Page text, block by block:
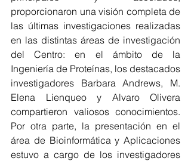
proporcionaron una visión completa de
las últimas investigaciones realizadas
en las distintas áreas de investigación
del Centro: en el ámbito de la
Ingeniería de Proteínas, los destacados
investigadores Barbara Andrews, M.
Elena Lienqueo y Alvaro Olivera
compartieron valiosos conocimientos.
Por otra parte, la presentación en el
área de Bioinformática y Aplicaciones
estuvo a cargo de los investigadores